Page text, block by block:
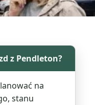
z Pendleton?
na
stanu